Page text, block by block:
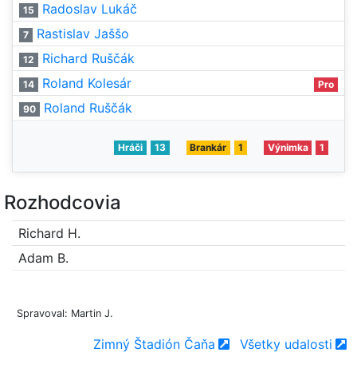
15 Radoslav Lukáč
7 Rastislav Jaššo
12 Richard Ruščák
14 Roland Kolesár Pro
90 Roland Ruščák
Hráči 13 Brankár 1 Výnimka 1
Rozhodcovia
Richard H.
Adam B.
Spravoval: Martin J.
Zimný Štadión Čaňa Všetky udalosti